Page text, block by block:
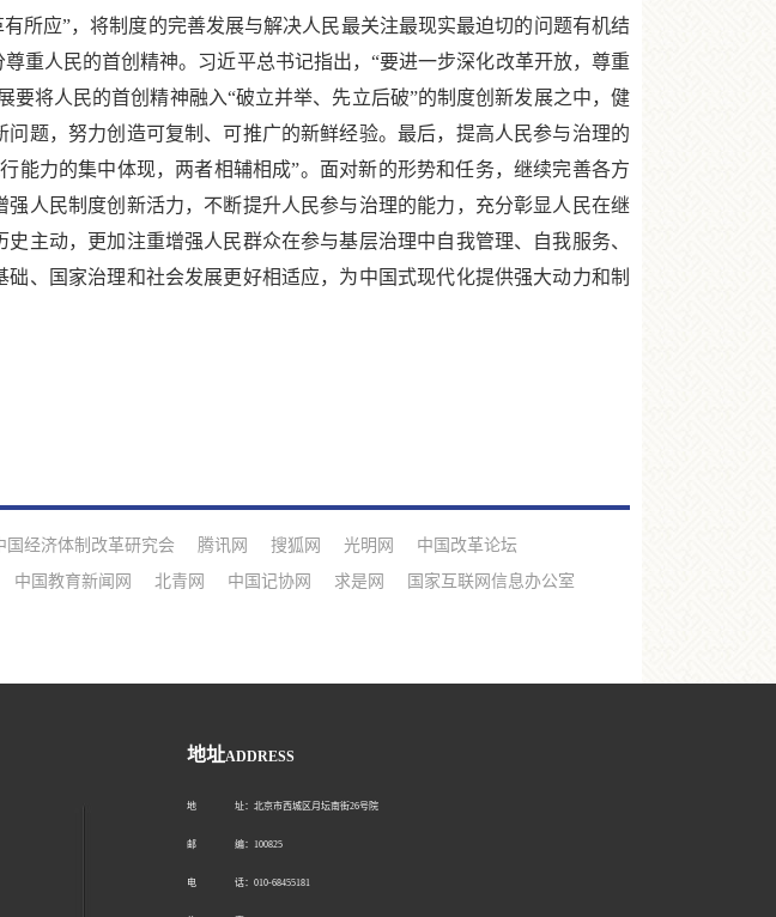
所应”，将制度的完善发展与解决人民最关注最现实最迫切的问题有机结
重人民的首创精神。习近平总书记指出，“要进一步深化改革开放，尊重
将人民的首创精神融入“破立并举、先立后破”的制度创新发展之中，健
题，努力创造可复制、可推广的新鲜经验。最后，提高人民参与治理的
能力的集中体现，两者相辅相成”。面对新的形势和任务，继续完善各方
人民制度创新活力，不断提升人民参与治理的能力，充分彰显人民在继
主动，更加注重增强人民群众在参与基层治理中自我管理、自我服务、
、国家治理和社会发展更好相适应，为中国式现代化提供强大动力和制
国经济体制改革研究会 腾讯网 搜狐网 光明网
中国改革论坛
中国教育新闻网 北青网 中国记协网 求是网
国家互联网信息办公室
地址ADDRESS
地 址：北京市西城区月坛南街26号院
邮 编：100825
电 话：010-68455181